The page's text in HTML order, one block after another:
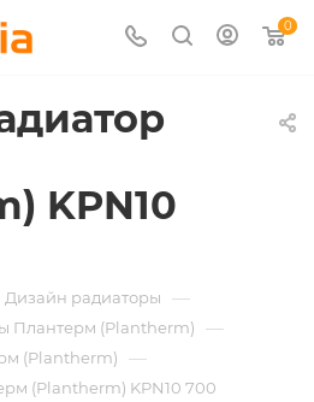
0
KPN10
Дизайн радиаторы —
Плантерм (Plantherm) —
(Plantherm) —
(Plantherm) KPN10 700